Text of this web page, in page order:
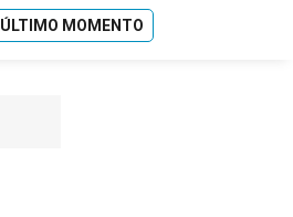
ÚLTIMO MOMENTO